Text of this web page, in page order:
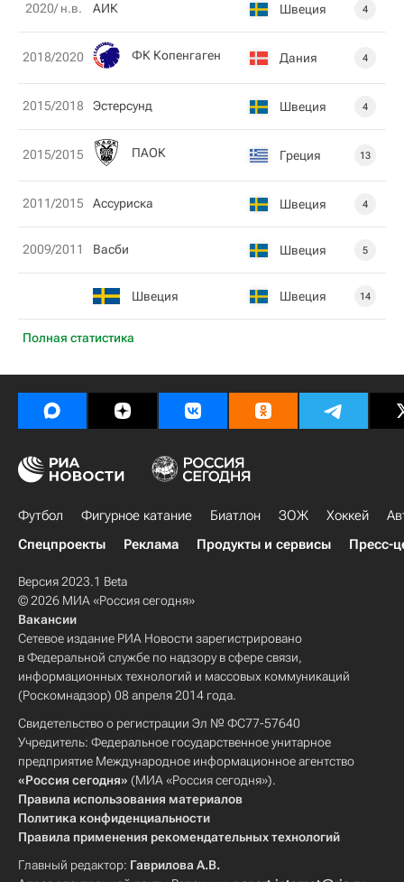
Полная статистика
2020/ н.в. АИК Швеция 4
2018/2020 ФК Копенгаген Дания 4
2015/2018 Эстерсунд Швеция 4
2015/2015 ПАОК Греция 13
2011/2015 Ассуриска Швеция 4
2009/2011 Васби Швеция 5
Швеция Швеция 14
Футбол Фигурное катание Биатлон ЗОЖ Хоккей
Спецпроекты
Реклама Продукты и сервисы Пресс-
Версия 2023.1 Beta
© 2026 МИА «Россия сегодня»
Вакансии
Сетевое издание РИА Новости зарегистрировано
в Федеральной службе по надзору в сфере связи,
информационных технологий и массовых коммуникаций
(Роскомнадзор) 08 апреля 2014 года.
Свидетельство о регистрации Эл № ФС77-57640
Учредитель: Федеральное государственное унитарное
предприятие Международное информационное агентство
«Россия сегодня» (МИА «Россия сегодня»).
Правила использования материалов
Политика конфиденциальности
Правила применения рекомендательных технологий
Главный редактор: Гаврилова А.В.